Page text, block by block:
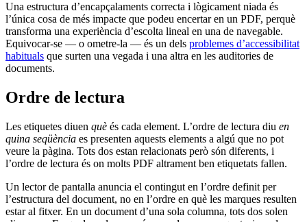
Una estructura d’encapçalaments correcta i lògicament niada és
l’única cosa de més impacte que podeu encertar en un PDF, perquè
transforma una experiència d’escolta lineal en una de navegable.
Equivocar-se — o ometre-la — és un dels problemes d’accessibilitat
habituals que surten una vegada i una altra en les auditories de
documents.
Ordre de lectura
Les etiquetes diuen què és cada element. L’ordre de lectura diu en
quina seqüència es presenten aquests elements a algú que no pot
veure la pàgina. Tots dos estan relacionats però són diferents, i
l’ordre de lectura és on molts PDF altrament ben etiquetats fallen.
Un lector de pantalla anuncia el contingut en l’ordre definit per
l’estructura del document, no en l’ordre en què les marques resulten
estar al fitxer. En un document d’una sola columna, tots dos solen